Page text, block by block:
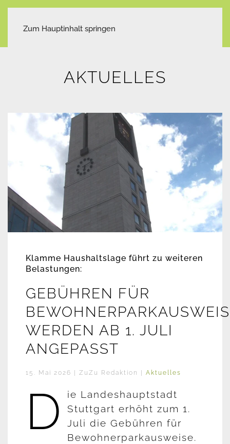
Zum Hauptinhalt springen
AKTUELLES
Klamme Haushaltslage führt zu weiteren
Belastungen:
GEBÜHREN FÜR
WERDEN AB 1. JULI
ANGEPASST
15. Mai 2026 | ZuZu Redaktion | Aktuelles
D
ie Landeshauptstadt
Stuttgart erhöht zum 1.
Juli die Gebühren für
Bewohnerparkausweise.